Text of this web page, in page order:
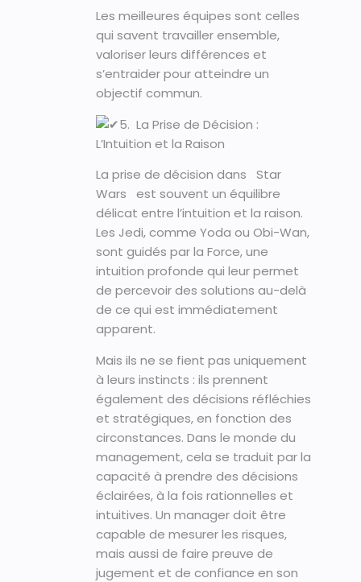
Les meilleures équipes sont celles
qui savent travailler ensemble,
valoriser leurs différences et
s’entraider pour atteindre un
objectif commun.
5. La Prise de Décision :
L’Intuition et la Raison
La prise de décision dans Star
Wars est souvent un équilibre
délicat entre l’intuition et la raison.
Les Jedi, comme Yoda ou Obi-Wan,
sont guidés par la Force, une
intuition profonde qui leur permet
de percevoir des solutions au-delà
de ce qui est immédiatement
apparent.
Mais ils ne se fient pas uniquement
à leurs instincts : ils prennent
également des décisions réfléchies
et stratégiques, en fonction des
circonstances. Dans le monde du
management, cela se traduit par la
capacité à prendre des décisions
éclairées, à la fois rationnelles et
intuitives. Un manager doit être
capable de mesurer les risques,
mais aussi de faire preuve de
jugement et de confiance en son